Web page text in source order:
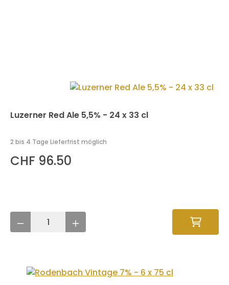
Luzerner Red Ale 5,5% - 24 x 33 cl
2 bis 4 Tage Lieferfrist möglich
CHF 96.50